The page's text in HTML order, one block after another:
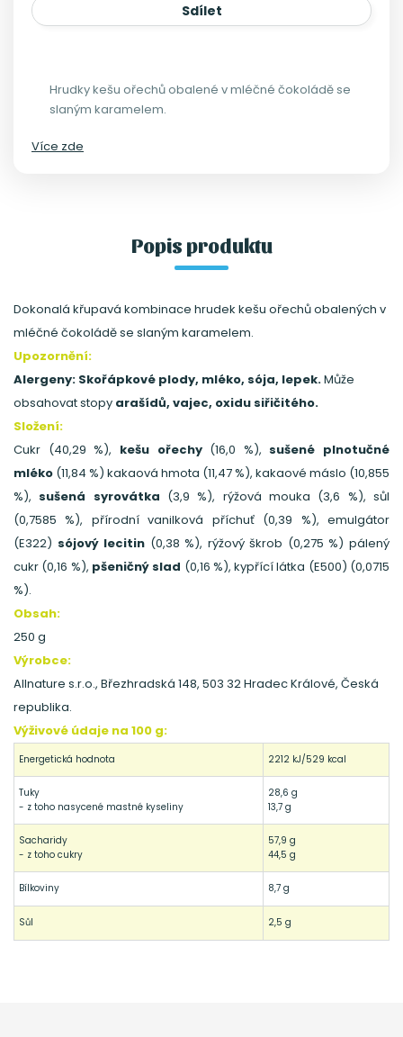
Sdílet
Hrudky kešu ořechů obalené v mléčné čokoládě se
slaným karamelem.
Více zde
Popis produktu
Dokonalá křupavá kombinace hrudek kešu ořechů obalených v
mléčné čokoládě se slaným karamelem.
Upozornění:
Alergeny: Skořápkové plody, mléko, sója, lepek.Může
obsahovat stopy arašídů, vajec, oxidu siřičitého.
Složení:
Cukr (40,29 %), kešu ořechy(16,0 %), sušené plnotučné
mléko (11,84 %) kakaová hmota (11,47 %), kakaové máslo (10,855
%), sušená syrovátka (3,9 %), rýžová mouka (3,6 %), sůl
(0,7585 %), přírodní vanilková příchuť (0,39 %), emulgátor
(E322) sójový lecitin (0,38 %), rýžový škrob (0,275 %) pálený
cukr (0,16 %), pšeničný slad (0,16 %), kypřící látka (E500) (0,0715
%).
Obsah:
250 g
Výrobce:
Allnature s.r.o., Březhradská 148, 503 32 Hradec Králové, Česká
republika.
Výživové údaje na 100 g:
Energetická hodnota 2212 kJ/529 kcal
Tuky
- z toho nasycené mastné kyseliny
28,6 g
13,7 g
Sacharidy
- z toho cukry
57,9 g
44,5 g
Bílkoviny 8,7 g
Sůl 2,5 g